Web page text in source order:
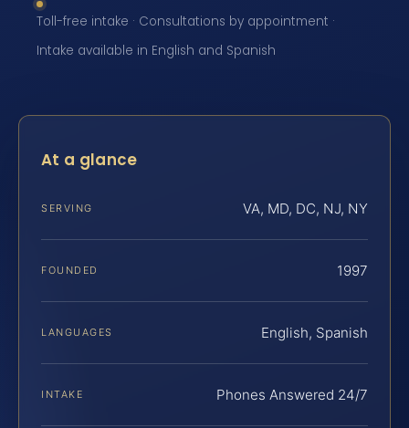
Toll-free intake · Consultations by appointment ·
Intake available in English and Spanish
At a glance
SERVING VA, MD, DC, NJ, NY
FOUNDED 1997
LANGUAGES English, Spanish
INTAKE Phones Answered 24/7